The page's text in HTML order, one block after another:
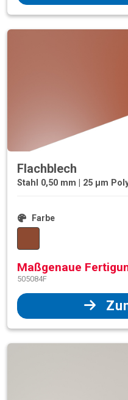
Flachblech
Stahl 0,50 mm | 25 µm
Farbe
Maßgenaue
505084F